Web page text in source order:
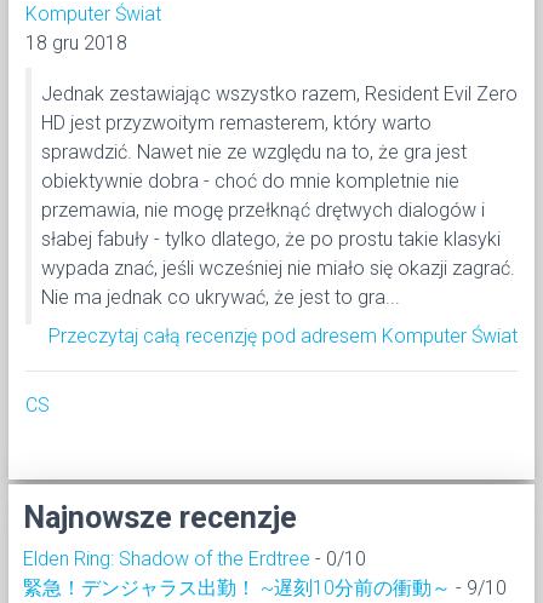
Komputer Świat
18 gru 2018
Jednak zestawiając wszystko razem, Resident Evil Zero
HD jest przyzwoitym remasterem, który warto
sprawdzić. Nawet nie ze względu na to, że gra jest
obiektywnie dobra - choć do mnie kompletnie nie
przemawia, nie mogę przełknąć drętwych dialogów i
słabej fabuły - tylko dlatego, że po prostu takie klasyki
wypada znać, jeśli wcześniej nie miało się okazji zagrać.
Nie ma jednak co ukrywać, że jest to gra...
Przeczytaj całą recenzję pod adresem Komputer Świat
CS
Najnowsze recenzje
Elden Ring: Shadow of the Erdtree - 0/10
緊急！デンジャラス出勤！ ~遅刻10分前の衝動～ - 9/10